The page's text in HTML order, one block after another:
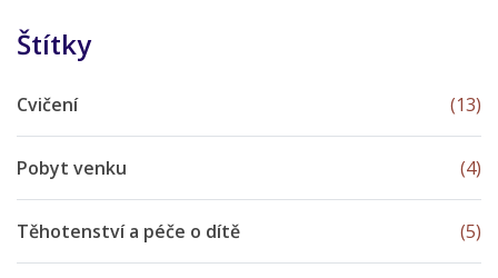
Štítky
Cvičení (13)
Pobyt venku (4)
Těhotenství a péče o dítě (5)